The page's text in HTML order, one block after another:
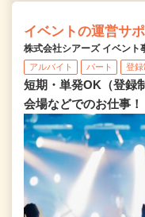
イベントの運営サ
株式会社シアーズ イベント
アルバイト パート 登録
短期・単発OK（登録
会場などでのお仕事！